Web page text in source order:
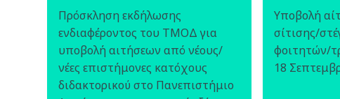
Πρόσκληση εκδήλωσης
ενδιαφέροντος του ΤΜΟΔ για
υποβολή αιτήσεων από νέους/
νέες επιστήμονες κατόχους
διδακτορικού στο Πανεπιστήμιο
Υποβολή
σίτισης/
φοιτητών/
18